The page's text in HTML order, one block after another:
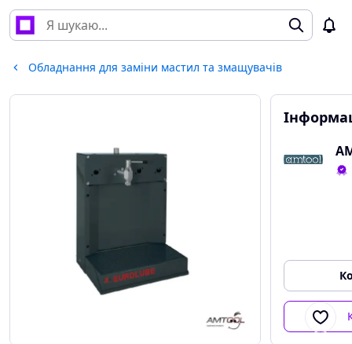
Обладнання для заміни мастил та змащувачів